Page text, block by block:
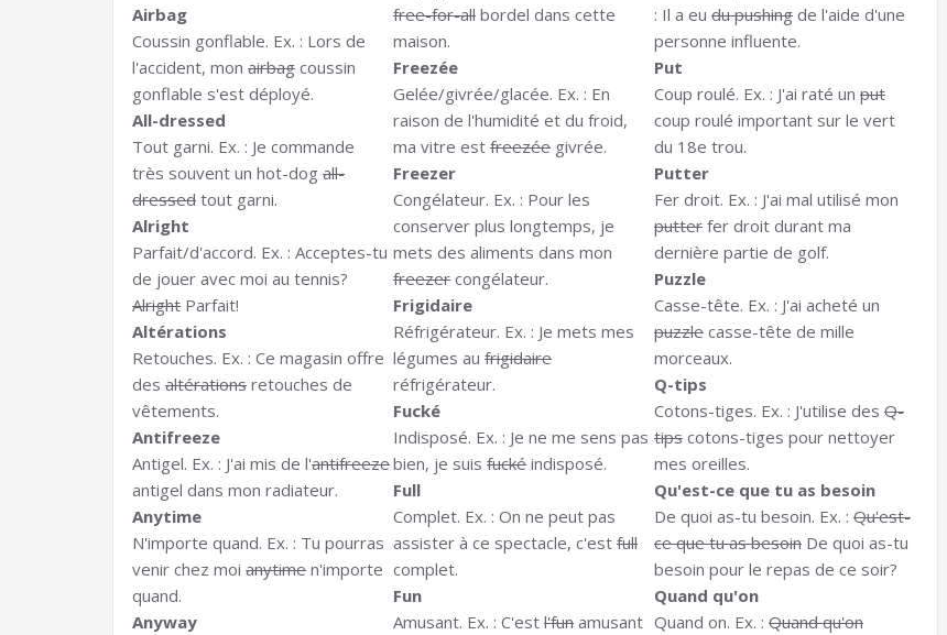
Airbag
Coussin gonflable. Ex. : Lors de
l'accident, monairbag coussin
gonflable s'est déployé.
All-dressed
Tout garni. Ex. : Je commande
très souvent un hot-dogall-
dressed tout garni.
Alright
Parfait/d'accord. Ex. : Acceptes-tu
de jouer avec moi au tennis?
Alright Parfait!
Altérations
Retouches. Ex. : Ce magasin offre
desaltérations retouches de
vêtements.
Antifreeze
Antigel. Ex. : J'ai mis de l'antifreeze
antigel dans mon radiateur.
Anytime
N'importe quand. Ex. : Tu pourras
venir chez moianytime n'importe
quand.
Anyway
free-for-all bordel dans cette
maison.
Freezée
Gelée/givrée/glacée. Ex. : En
raison de l'humidité et du froid,
ma vitre estfreezée givrée.
Freezer
Congélateur. Ex. : Pour les
conserver plus longtemps, je
mets des aliments dans mon
freezer congélateur.
Frigidaire
Réfrigérateur. Ex. : Je mets mes
légumes aufrigidaire
réfrigérateur.
Fucké
Indisposé. Ex. : Je ne me sens pas
bien, je suisfucké indisposé.
Full
Complet. Ex. : On ne peut pas
assister à ce spectacle, c'estfull
complet.
Fun
Amusant. Ex. : C'estl'fun amusant
: Il a eudu pushing de l'aide d'une
personne influente.
Put
Coup roulé. Ex. : J'ai raté unput
coup roulé important sur le vert
du 18e trou.
Putter
Fer droit. Ex. : J'ai mal utilisé mon
putter fer droit durant ma
dernière partie de golf.
Puzzle
Casse-tête. Ex. : J'ai acheté un
puzzle casse-tête de mille
morceaux.
Q-tips
Cotons-tiges. Ex. : J'utilise desQ-
tips cotons-tiges pour nettoyer
mes oreilles.
Qu'est-ce que tu as besoin
De quoi as-tu besoin. Ex. :Qu'est-
ce que tu as besoin De quoi as-tu
besoin pour le repas de ce soir?
Quand qu'on
Quand on. Ex. :Quand qu'on